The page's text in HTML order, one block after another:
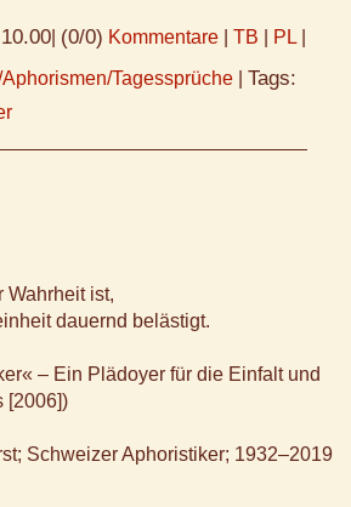
(0/0) Kommentare TB PL
Tagessprüche Tags:
Wahrheit ist,
dauernd belästigt.
– Ein Plädoyer für die Einfalt und
[2006])
Schweizer Aphoristiker; 1932–2019